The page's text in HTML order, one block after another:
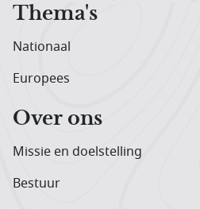
Thema's
Nationaal
Europees
Over ons
Missie en doelstelling
Bestuur